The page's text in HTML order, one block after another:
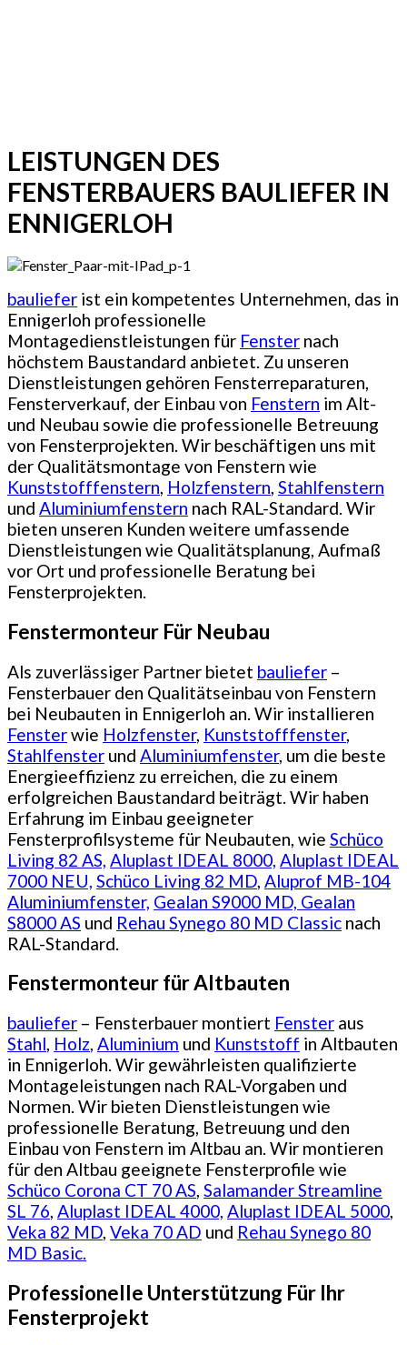
LEISTUNGEN DES
FENSTERBAUERS BAULIEFER IN
ENNIGERLOH
bauliefer ist ein kompetentes Unternehmen, das in
Ennigerloh professionelle
Montagedienstleistungen für Fenster nach
höchstem Baustandard anbietet. Zu unseren
Dienstleistungen gehören Fensterreparaturen,
Fensterverkauf, der Einbau von Fenstern im Alt-
und Neubau sowie die professionelle Betreuung
von Fensterprojekten. Wir beschäftigen uns mit
der Qualitätsmontage von Fenstern wie
Kunststofffenstern, Holzfenstern, Stahlfenstern
und Aluminiumfenstern nach RAL-Standard. Wir
bieten unseren Kunden weitere umfassende
Dienstleistungen wie Qualitätsplanung, Aufmaß
vor Ort und professionelle Beratung bei
Fensterprojekten.
Fenstermonteur Für Neubau
Als zuverlässiger Partner bietet bauliefer –
Fensterbauer den Qualitätseinbau von Fenstern
bei Neubauten in Ennigerloh an. Wir installieren
Fensterwie Holzfenster, Kunststofffenster,
Stahlfenster und Aluminiumfenster, um die beste
Energieeffizienz zu erreichen, die zu einem
erfolgreichen Baustandard beiträgt. Wir haben
Erfahrung im Einbau geeigneter
Fensterprofilsysteme für Neubauten, wie Schüco
Living 82 AS, Aluplast IDEAL 8000, Aluplast IDEAL
7000 NEU, Schüco Living 82 MD, Aluprof MB-104
Aluminiumfenster, Gealan S9000 MD, Gealan
S8000 AS und Rehau Synego 80 MD Classic nach
RAL-Standard.
Fenstermonteur für Altbauten
bauliefer – Fensterbauer montiert Fenster aus
Stahl, Holz, Aluminium und Kunststoff in Altbauten
in Ennigerloh. Wir gewährleisten qualifizierte
Montageleistungen nach RAL-Vorgaben und
Normen. Wir bieten Dienstleistungen wie
professionelle Beratung, Betreuung und den
Einbau von Fenstern im Altbau an. Wir montieren
für den Altbau geeignete Fensterprofile wie
Schüco Corona CT 70 AS, Salamander Streamline
SL 76, Aluplast IDEAL 4000, Aluplast IDEAL 5000,
Veka 82 MD, Veka 70 AD und Rehau Synego 80
MD Basic.
Professionelle Unterstützung Für Ihr
Fensterprojekt